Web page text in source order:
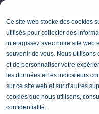
Ce site web stocke des cookies
utilisés pour collecter des
interagissez avec notre site web
souvenir de vous. Nous utilisons
et de personnaliser votre
les données et les indicateurs
sur ce site web et sur d'autres
cookies que nous utilisons,
confidentialité.
PRIX